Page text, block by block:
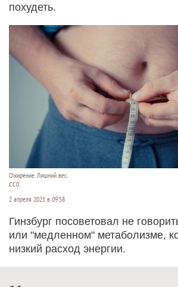
похудеть.
Ожирение. Лишний вес.
СС0.
2 апреля 2021 в 09:58
Гинзбург посоветовал не
или "медленном" метаболизме,
низкий расход энергии.